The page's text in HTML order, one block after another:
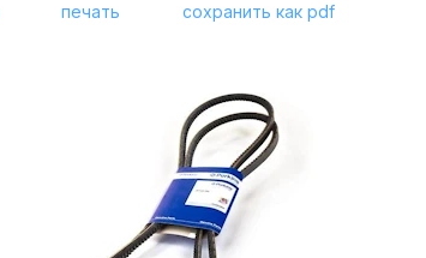
печать сохранить как pdf